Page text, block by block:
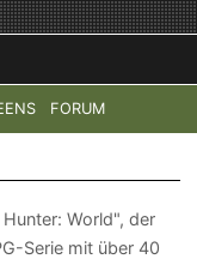
FORUM
4 HALO:
World", der
Serie mit über 40